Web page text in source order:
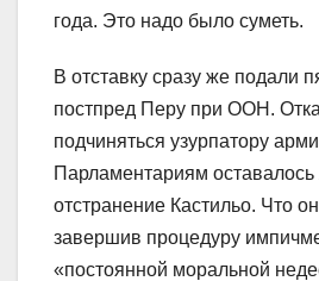
года. Это надо было суметь.
В отставку сразу же подали
постпред Перу при ООН.
подчиняться узурпатору
Парламентариям
отстранение Кастильо. Что
завершив процедуру
«постоянной моральной